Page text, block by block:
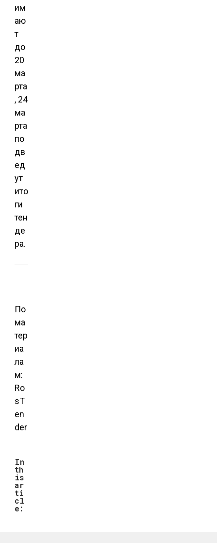
им
аю
т
до
20
ма
рта
, 24
ма
рта
по
дв
ед
ут
ито
ги
тен
де
ра.
По
ма
тер
иа
ла
м:
Ro
sT
en
der
In
th
is
ar
ti
cl
e: